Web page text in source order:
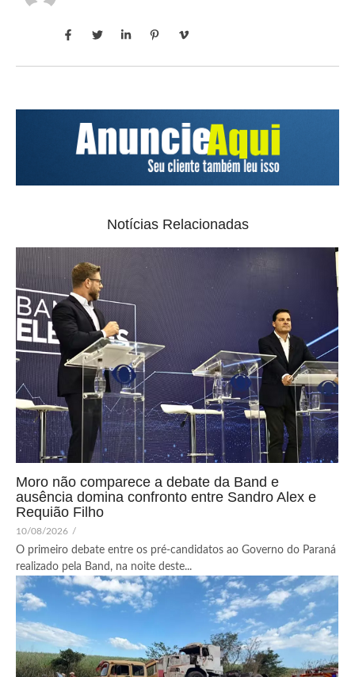
Notícias Relacionadas
Moro não comparece a debate da Band e
ausência domina confronto entre Sandro Alex e
Requião Filho
10/08/2026 /
O primeiro debate entre os pré-candidatos ao Governo do Paraná
realizado pela Band, na noite deste...